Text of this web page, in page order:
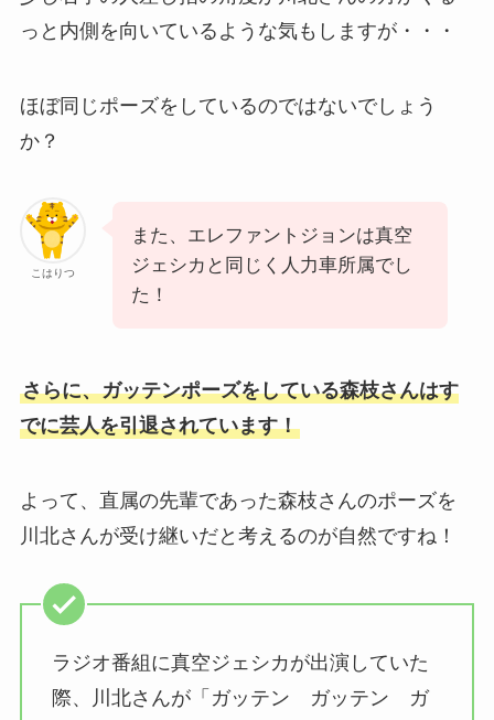
っと内側を向いているような気もしますが・・・
ほぼ同じポーズをしているのではないでしょう
か？
こはりつ
また、エレファントジョンは真空
ジェシカと同じく人力車所属でし
た！
さらに、ガッテンポーズをしている森枝さんはす
でに芸人を引退されています！
よって、直属の先輩であった森枝さんのポーズを
川北さんが受け継いだと考えるのが自然ですね！
ラジオ番組に真空ジェシカが出演していた
際、川北さんが「ガッテン ガッテン ガ